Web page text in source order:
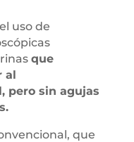
uso de
que
al
pero sin agujas
que